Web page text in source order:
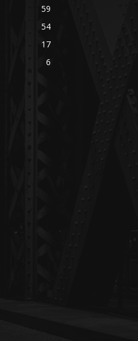
59
54
17
6